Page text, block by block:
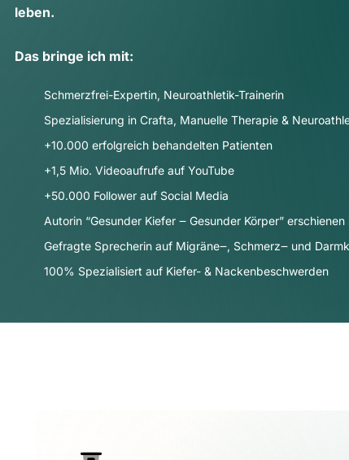
leben.
Das bringe ich mit:
Schmerzfrei-Expertin, Neuroathletik-Trainerin
Spezialisierung in Crafta, Manuelle Therapie &
+10.000 erfolgreich behandelten Patienten
+1,5 Mio. Videoaufrufe auf YouTube
+50.000 Follower auf Social Media​
Autorin “Gesunder Kiefer ‒ Gesunder Körper” erschienen
Gefragte Sprecherin auf Migräne‒, Schmerz‒ und
100% Spezialisiert auf Kiefer- & Nackenbeschwerden